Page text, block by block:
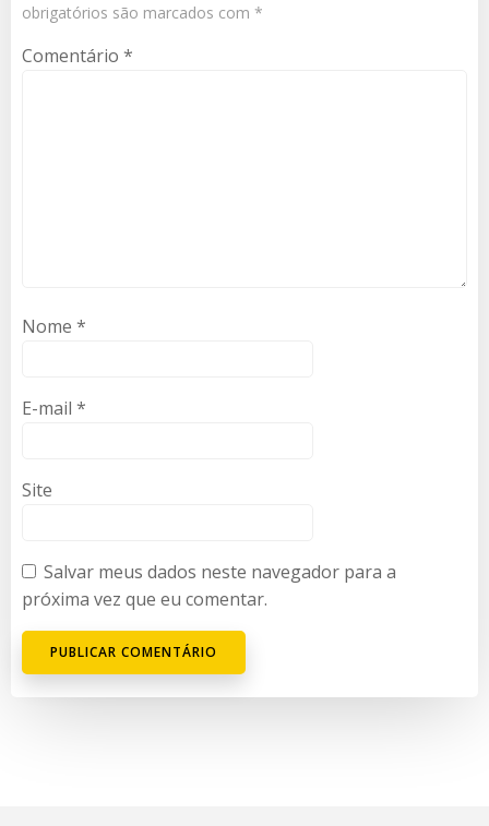
obrigatórios são marcados com *
Comentário *
Nome *
E-mail *
Site
Salvar meus dados neste navegador para a
próxima vez que eu comentar.